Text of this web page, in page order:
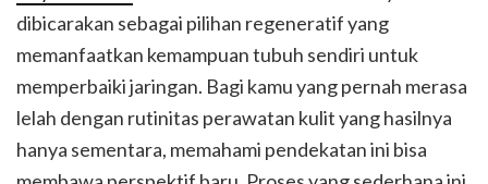
dibicarakan sebagai pilihan regeneratif yang
memanfaatkan kemampuan tubuh sendiri untuk
memperbaiki jaringan. Bagi kamu yang pernah merasa
lelah dengan rutinitas perawatan kulit yang hasilnya
hanya sementara, memahami pendekatan ini bisa